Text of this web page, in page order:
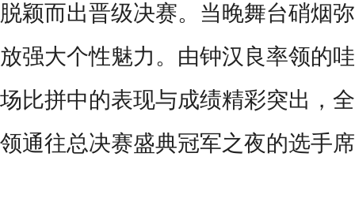
脱颖而出晋级决赛。当晚舞台硝烟
放强大个性魅力。由钟汉良率领的
场比拼中的表现与成绩精彩突出，
领通往总决赛盛典冠军之夜的选手